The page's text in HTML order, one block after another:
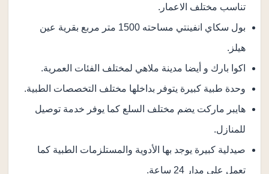
تناسب مختلف الاعمار.
بول سكاي انفينتي مساحته 1500 متر مربع بقرية عين
هيلز.
اكوا بارك و أيضا مدينة ملاهي لمختلف الفئات العمرية.
وحدة طبية كبيرة يتوفر بداخلها مختلف التخصصات الطبية.
هايبر ماركت يضم مختلف السلع كما يوفر خدمة توصيل
للمنازل.
صيدلية كبيرة يوجد بها الأدوية والمستلزمات الطبية كما
تعمل على مدار 24 ساعة.